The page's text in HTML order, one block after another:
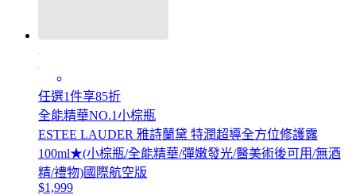
任選1件享85折
全能精華NO.1小棕瓶
ESTEE LAUDER 雅詩蘭黛 特潤超導全方位修護露
100ml★(小棕瓶/全能精華/彈嫩發光/醫美術後可用/無酒
精/禮物)國際航空版
$1,999